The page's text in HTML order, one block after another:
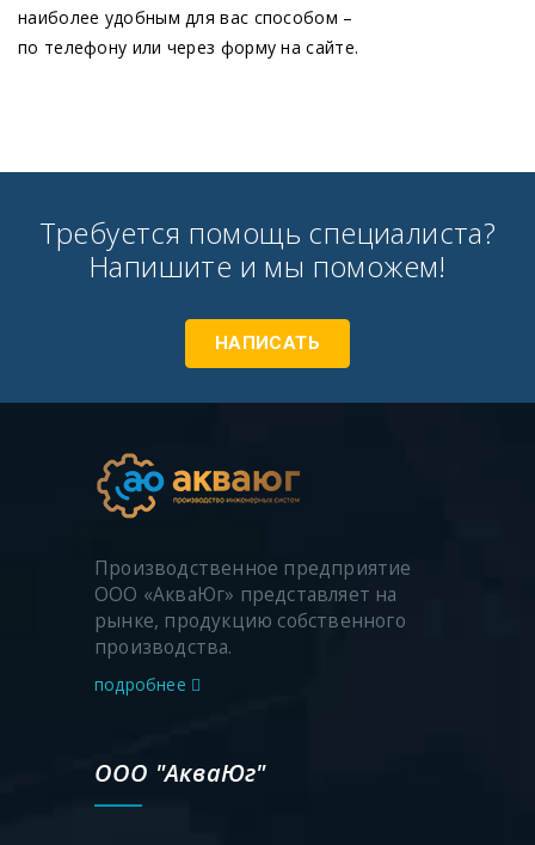
наиболее удобным для вас способом –
по телефону или через форму на сайте.
Требуется помощь специалиста?
Напишите и мы поможем!
НАПИСАТЬ
Производственное предприятие
ООО «АкваЮг» представляет на
рынке, продукцию собственного
производства.
подробнее
ООО "АкваЮг"